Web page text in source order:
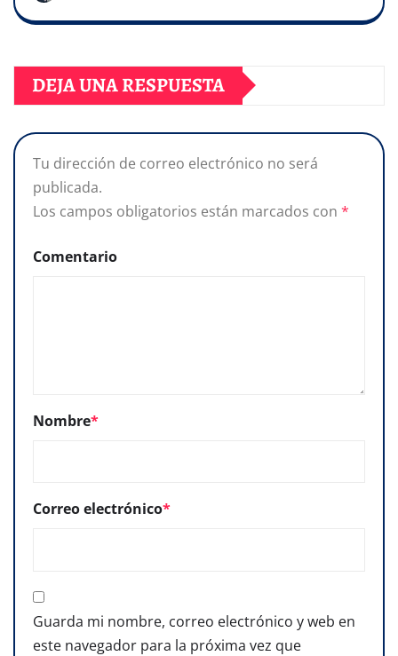
DEJA UNA RESPUESTA
Tu dirección de correo electrónico no será
publicada.
Los campos obligatorios están marcados con *
Comentario
Nombre*
Correo electrónico*
Guarda mi nombre, correo electrónico y web en
este navegador para la próxima vez que